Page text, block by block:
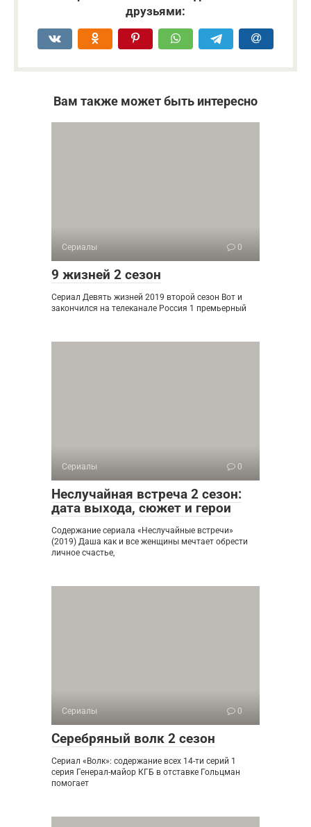
друзьями:
Вам также может быть интересно
Сериалы 0
9 жизней 2 сезон
Сериал Девять жизней 2019 второй сезон Вот и
закончился на телеканале Россия 1 премьерный
Сериалы 0
Неслучайная встреча 2 сезон:
дата выхода, сюжет и герои
Содержание сериала «Неслучайные встречи»
(2019) Даша как и все женщины мечтает обрести
личное счастье,
Сериалы 0
Серебряный волк 2 сезон
Сериал «Волк»: содержание всех 14-ти серий 1
серия Генерал-майор КГБ в отставке Гольцман
помогает